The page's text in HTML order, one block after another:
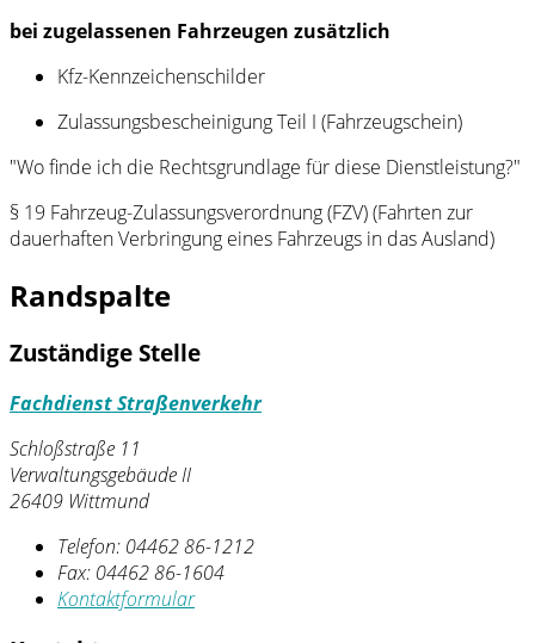
bei zugelassenen Fahrzeugen zusätzlich
Kfz-Kennzeichenschilder
Zulassungsbescheinigung Teil I (Fahrzeugschein)
"Wo finde ich die Rechtsgrundlage für diese Dienstleistung?"
§ 19 Fahrzeug-Zulassungsverordnung (FZV) (Fahrten zur
dauerhaften Verbringung eines Fahrzeugs in das Ausland)
Randspalte
Zuständige Stelle
Fachdienst Straßenverkehr
Schloßstraße 11
Verwaltungsgebäude II
26409 Wittmund
Telefon: 04462 86-1212
Fax: 04462 86-1604
Kontaktformular